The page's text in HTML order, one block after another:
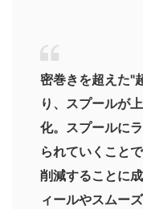
密巻きを超えた"
り、スプールが
化。スプールに
られていくこと
削減することに
ィールやスムー